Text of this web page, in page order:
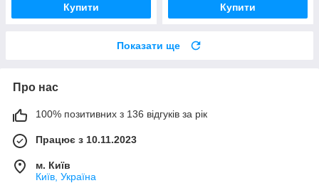
Купити Купити
Показати ще
Про нас
100% позитивних з 136 відгуків за рік
Працює з 10.11.2023
м. Київ
Київ, Україна